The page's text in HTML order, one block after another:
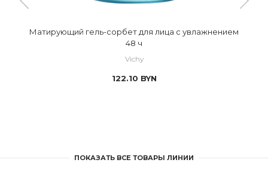
Матирующий гель-сорбет для лица с увлажнением
48 ч
Vichy
122.10 BYN
ПОКАЗАТЬ ВСЕ ТОВАРЫ ЛИНИИ